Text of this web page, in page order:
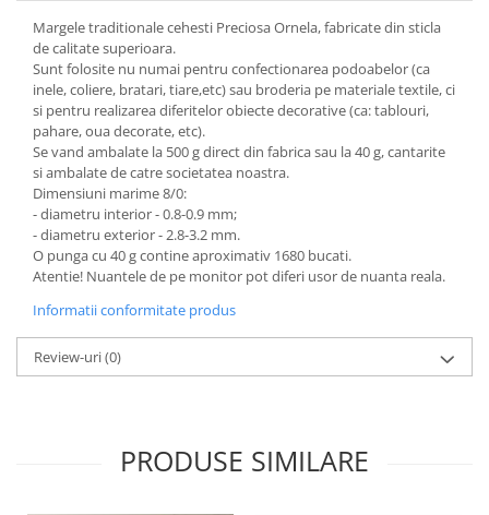
Hartie craft
Carton/Hartie efecte speciale
Carton/Hartie Scrapbooking
Carton/Hartie unicolor
Hartie creponata
Hartie dantelata
Hartie matase
Hartie origami
Hartie reciclata/manuala
Plicuri
Carton
Rame, albume, notesuri
Masti
Margele traditionale cehesti Preciosa Ornela, fabricate din sticla
de calitate superioara.
Sunt folosite nu numai pentru confectionarea podoabelor (ca
inele, coliere, bratari, tiare,etc) sau broderia pe materiale textile, ci
si pentru realizarea diferitelor obiecte decorative (ca: tablouri,
pahare, oua decorate, etc).
Se vand ambalate la 500 g direct din fabrica sau la 40 g, cantarite
si ambalate de catre societatea noastra.
Dimensiuni marime 8/0:
- diametru interior - 0.8-0.9 mm;
- diametru exterior - 2.8-3.2 mm.
O punga cu 40 g contine aproximativ 1680 bucati.
Atentie! Nuantele de pe monitor pot diferi usor de nuanta reala.
Informatii conformitate produs
Review-uri(0)
PRODUSE SIMILARE